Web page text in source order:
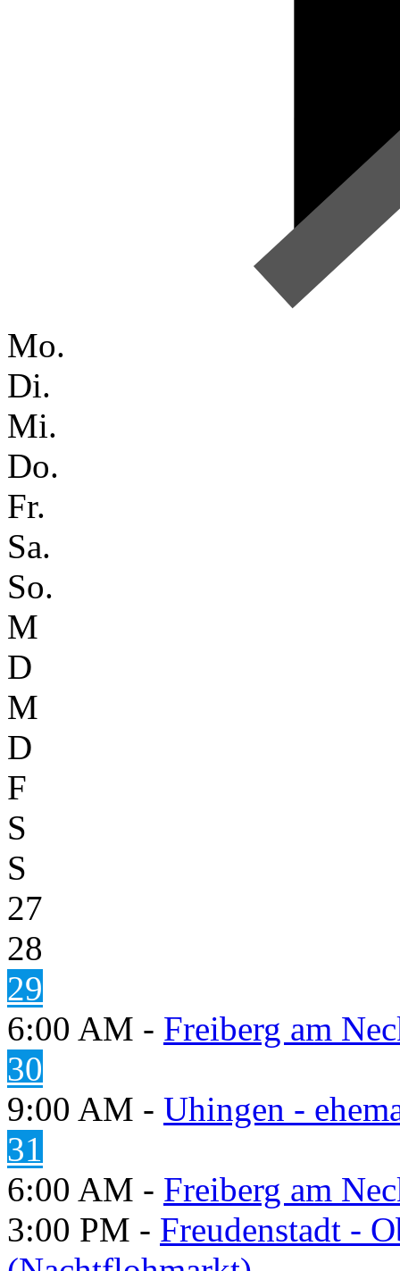
Mo.
Di.
Mi.
Do.
Fr.
Sa.
So.
M
D
M
D
F
S
S
27
28
29
6:00 AM - Freiberg am
30
9:00 AM - Uhingen -
31
6:00 AM - Freiberg am
3:00 PM - Freudenstadt -